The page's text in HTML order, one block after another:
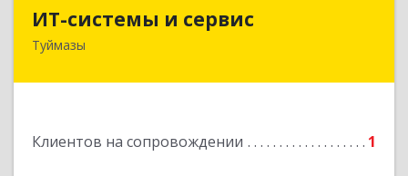
ИТ-системы и сервис
Туймазы
Клиентов на сопровождении 1
Подробнее